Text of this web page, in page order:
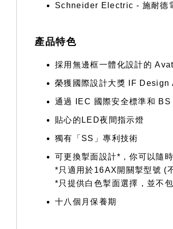
Schneider Electric - 施耐德
產品特色
採用無邊框一體化設計的
榮獲國際設計大獎 IF Design
通過 IEC 國際安全標準和 BS
貼心的LED夜間指示燈
獨有「SS」專利技術
可更換掣面設計*，你可以隨
*只適用於16AX開關掣型號 (
*只提供白色掣面選擇，並不
十八個月保養期